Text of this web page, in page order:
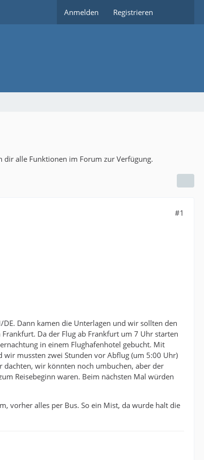
Anmelden Registrieren
dir alle Funktionen im Forum zur Verfügung.
#1
DE. Dann kamen die Unterlagen und wir sollten den
Da der Flug ab Frankfurt um 7 Uhr starten
in einem Flughafenhotel gebucht. Mit
mussten zwei Stunden vor Abflug (um 5:00 Uhr)
wir könnten noch umbuchen, aber der
Reisebeginn waren. Beim nächsten Mal würden
vorher alles per Bus. So ein Mist, da wurde halt die